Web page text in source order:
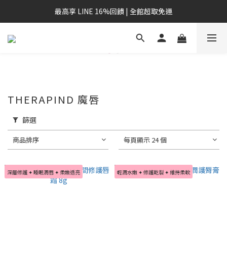
最高享 LINE 16%回饋 | 全館超取免運
THERAPIND 魔唇
篩選
商品排序 每頁顯示 24 個
深層修護 ✦ 睡眠潤唇 ✦ 柔嫩透亮 輕潤水嫩 ✦ 修護乾裂 ✦ 維持柔軟